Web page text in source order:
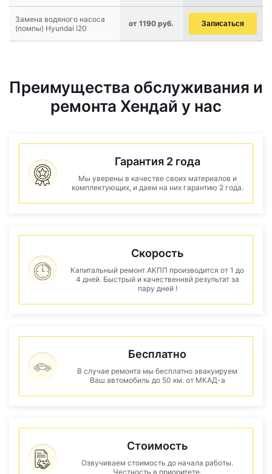
Замена водяного насоса
(помпы) Hyundai i20
от 1190 руб. Записаться
Преимущества обслуживания и
ремонта Хендай у нас
Гарантия 2 года
Мы уверены в качестве своих материалов и
комплектующих, и даем на них гарантию 2 года.
Скорость
Капитальный ремонт АКПП производится от 1 до
4 дней. Быстрый и качественнвй результат за
пару дней !
Бесплатно
В случае ремонта мы бесплатно эвакуируем
Ваш автомобиль до 50 км. от МКАД-а
Стоимость
Озвучиваем стоимость до начала работы.
Честность в приоритете.